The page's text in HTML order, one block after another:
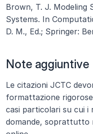
Brown, T. J. Modeling
Systems. In
D. M., Ed.; Springer:
Note aggiuntive
Le citazioni JCTC
formattazione
casi particolari su cui i
domande, soprattutto